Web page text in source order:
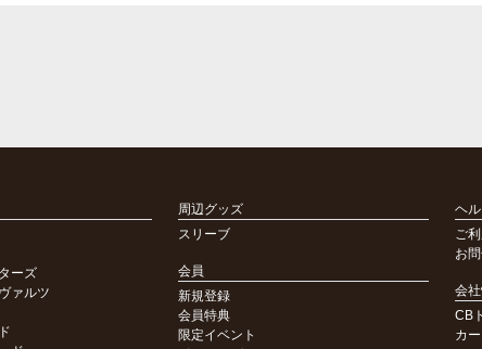
ーズ
ァルツ
周辺グッズ
スリーブ
会員
新規登録
会員特典
限定イベント
ヘ
ご
お
会
CB
カ